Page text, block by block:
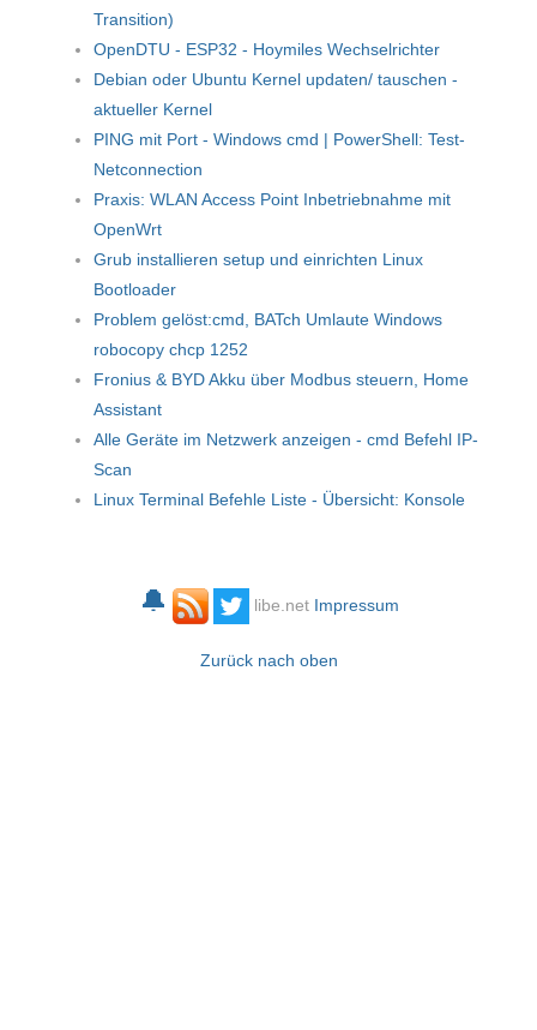
Transition)
OpenDTU - ESP32 - Hoymiles Wechselrichter
Debian oder Ubuntu Kernel updaten/ tauschen -
aktueller Kernel
PING mit Port - Windows cmd | PowerShell: Test-
Netconnection
Praxis: WLAN Access Point Inbetriebnahme mit
OpenWrt
Grub installieren setup und einrichten Linux
Bootloader
Problem gelöst:cmd, BATch Umlaute Windows
robocopy chcp 1252
Fronius & BYD Akku über Modbus steuern, Home
Assistant
Alle Geräte im Netzwerk anzeigen - cmd Befehl IP-
Scan
Linux Terminal Befehle Liste - Übersicht: Konsole
🔔 libe.net Impressum
Zurück nach oben